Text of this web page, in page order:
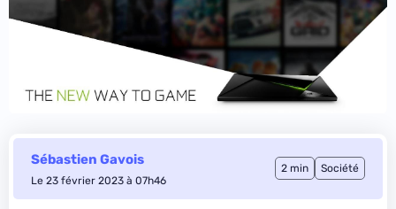
Sébastien Gavois
Le 23 février 2023 à 07h46
2 min Société